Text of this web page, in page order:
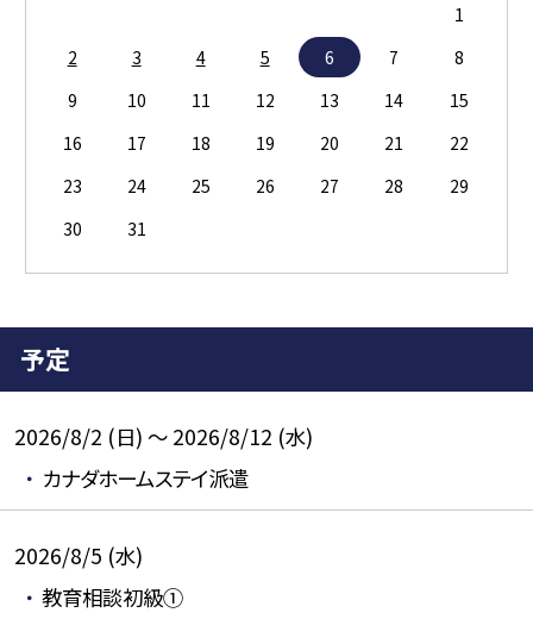
1
2
3 4 5 6 7
8
9
10 11 12 13 14
15
16
17 18 19 20 21
22
23
24 25 26 27 28
29
30
31
予定
2026/8/2 (日) ～ 2026/8/12 (水)
カナダホームステイ派遣
2026/8/5 (水)
教育相談初級①